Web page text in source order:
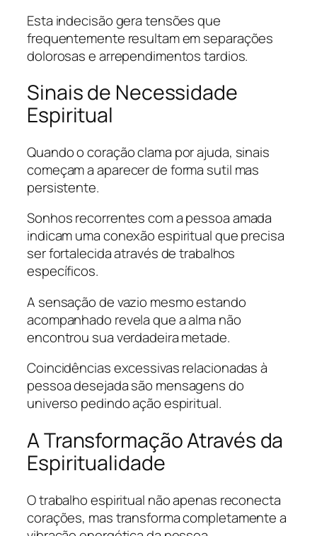
Esta indecisão gera tensões que
frequentemente resultam em separações
dolorosas e arrependimentos tardios.
Sinais de Necessidade
Espiritual
Quando o coração clama por ajuda, sinais
começam a aparecer de forma sutil mas
persistente.
Sonhos recorrentes com a pessoa amada
indicam uma conexão espiritual que precisa
ser fortalecida através de trabalhos
específicos.
A sensação de vazio mesmo estando
acompanhado revela que a alma não
encontrou sua verdadeira metade.
Coincidências excessivas relacionadas à
pessoa desejada são mensagens do
universo pedindo ação espiritual.
A Transformação Através da
Espiritualidade
O trabalho espiritual não apenas reconecta
corações, mas transforma completamente a